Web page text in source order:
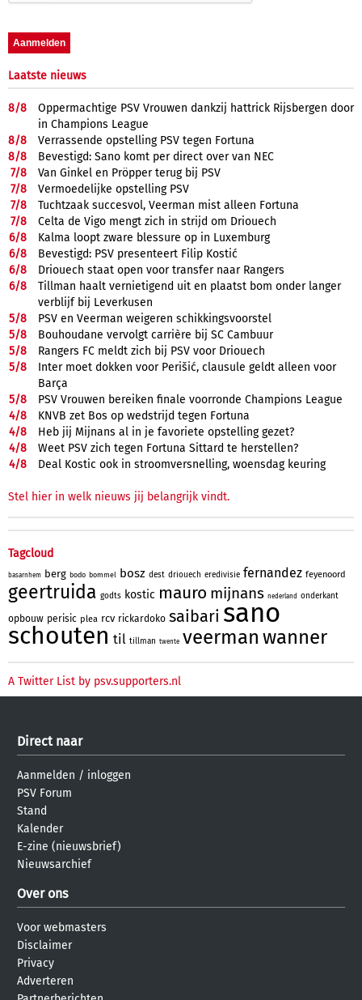
Laatste nieuws
8/8
Oppermachtige PSV Vrouwen dankzij hattrick Rijsbergen door
in Champions League
8/8
Verrassende opstelling PSV tegen Fortuna
8/8
Bevestigd: Sano komt per direct over van NEC
7/8
Van Ginkel en Pröpper terug bij PSV
7/8
Vermoedelijke opstelling PSV
7/8
Tuchtzaak succesvol, Veerman mist alleen Fortuna
7/8
Celta de Vigo mengt zich in strijd om Driouech
6/8
Kalma loopt zware blessure op in Luxemburg
6/8
Bevestigd: PSV presenteert Filip Kostić
6/8
Driouech staat open voor transfer naar Rangers
6/8
Tillman haalt vernietigend uit en plaatst bom onder langer
verblijf bij Leverkusen
5/8
PSV en Veerman weigeren schikkingsvoorstel
5/8
Bouhoudane vervolgt carrière bij SC Cambuur
5/8
Rangers FC meldt zich bij PSV voor Driouech
5/8
Inter moet dokken voor Perišić, clausule geldt alleen voor
Barça
5/8
PSV Vrouwen bereiken finale voorronde Champions League
4/8
KNVB zet Bos op wedstrijd tegen Fortuna
4/8
Heb jij Mijnans al in je favoriete opstelling gezet?
4/8
Weet PSV zich tegen Fortuna Sittard te herstellen?
4/8 Deal Kostic ook in stroomversnelling, woensdag keuring
Stel hier in welk nieuws jij belangrijk vindt.
Tagcloud
basarnhem berg bodo bommel bosz dest driouech eredivisie fernandez feyenoord
geertruida godts kostic mauro mijnans nederland onderkant
opbouw perisic plea rcv rickardoko saibari sano
schouten til tillman twente veerman wanner
A Twitter List by psv.supporters.nl
Direct naar
Aanmelden / inloggen
PSV Forum
Stand
Kalender
E-zine (nieuwsbrief)
Nieuwsarchief
Over ons
Voor webmasters
Disclaimer
Privacy
Adverteren